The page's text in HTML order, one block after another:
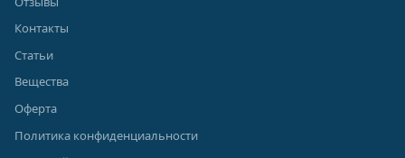
Контакты
Статьи
Вещества
Оферта
Политика конфиденциальности